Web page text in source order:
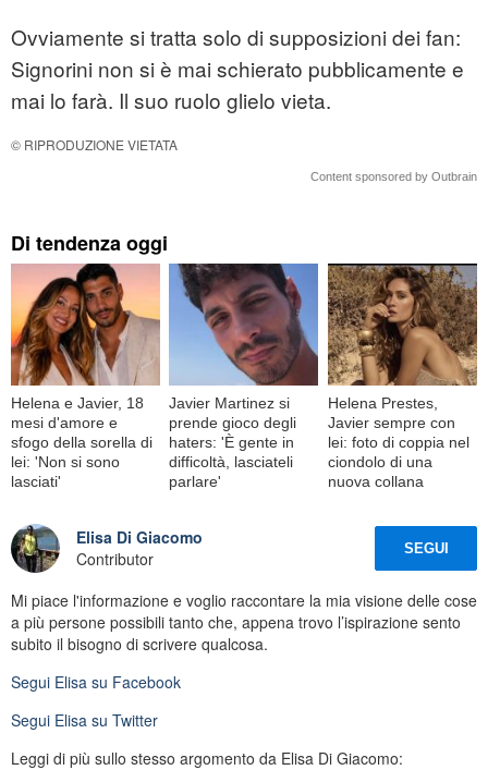
Ovviamente si tratta solo di supposizioni dei fan:
Signorini non si è mai schierato pubblicamente e
mai lo farà. Il suo ruolo glielo vieta.
© RIPRODUZIONE VIETATA
Content sponsored by Outbrain
Di tendenza oggi
Helena e Javier, 18
mesi d'amore e
sfogo della sorella di
lei: 'Non si sono
lasciati'
Javier Martinez si
prende gioco degli
haters: 'È gente in
difficoltà, lasciateli
parlare'
Helena Prestes,
Javier sempre con
lei: foto di coppia nel
ciondolo di una
nuova collana
Elisa Di Giacomo
Contributor
SEGUI
Mi piace l'informazione e voglio raccontare la mia visione delle cose
a più persone possibili tanto che, appena trovo l’ispirazione sento
subito il bisogno di scrivere qualcosa.
Segui Elisa su Facebook
Segui Elisa su Twitter
Leggi di più sullo stesso argomento da Elisa Di Giacomo: